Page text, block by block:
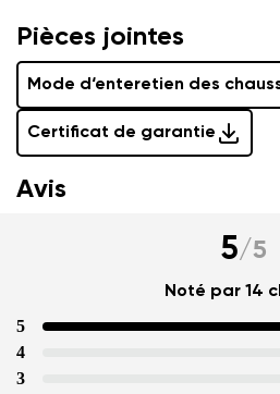
Pièces jointes
Mode d‘enteretien des
Certificat de garantie
Avis
5/5
Noté par 14
5
4
3